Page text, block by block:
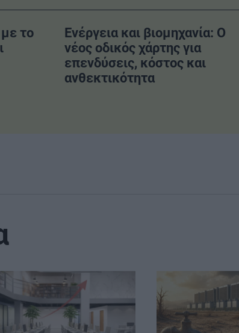
το
Ενέργεια και βιομηχανία: Ο
νέος οδικός χάρτης για
επενδύσεις, κόστος και
ανθεκτικότητα